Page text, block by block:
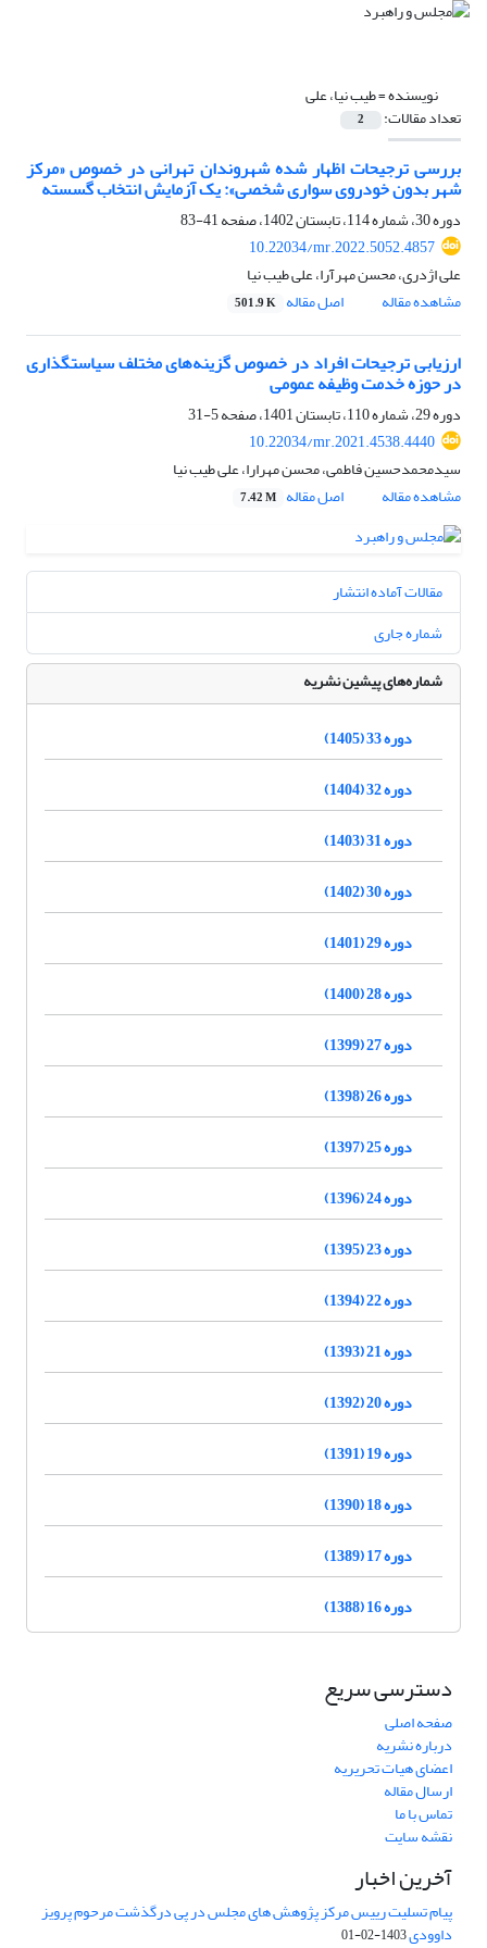
نویسنده =طیب نیا، علی
تعداد مقالات: 2
بررسی ترجیحات اظهار شده شهروندان تهرانی در خصوص «مرکز
شهر بدون خودروی سواری شخصی»‌: یک آزمایش انتخاب گسسته
دوره 30، شماره 114، تابستان 1402، صفحه
41-83
10.22034/mr.2022.5052.4857
علی اژدری، محسن مهرآرا، علی طیب نیا
مشاهده مقاله
اصل مقاله 501.9 K
ارزیابی ترجیحات افراد در خصوص گزینه‌های مختلف سیاستگذاری
در حوزه خدمت وظیفه عمومی
دوره 29، شماره 110، تابستان 1401، صفحه
5-31
10.22034/mr.2021.4538.4440
سیدمحمدحسین فاطمی، محسن مهرارا، علی طیب نیا
مشاهده مقاله
اصل مقاله 7.42 M
مقالات آماده انتشار
شماره جاری
شماره‌های پیشین نشریه
دوره 33 (1405)
دوره 32 (1404)
دوره 31 (1403)
دوره 30 (1402)
دوره 29 (1401)
دوره 28 (1400)
دوره 27 (1399)
دوره 26 (1398)
دوره 25 (1397)
دوره 24 (1396)
دوره 23 (1395)
دوره 22 (1394)
دوره 21 (1393)
دوره 20 (1392)
دوره 19 (1391)
دوره 18 (1390)
دوره 17 (1389)
دوره 16 (1388)
دسترسی سریع
صفحه اصلی
درباره نشریه
اعضای هیات تحریریه
ارسال مقاله
تماس با ما
نقشه سایت
آخرین اخبار
پیام تسلیت رییس مرکز پژوهش های مجلس در پی درگذشت مرحوم پرویز
داوودی1403-02-01